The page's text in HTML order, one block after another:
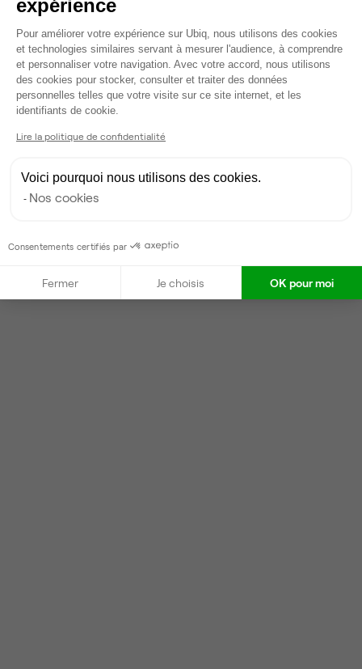
Voir tout
Gestionnaire de l'espace
Elio
Répond dans la journée
Taux de réponse : 30%
Contacter
expérience
Plateforme de Gestion du
Pour améliorer votre expérience sur Ubiq, nous utilisons des cookies
et technologies similaires servant à mesurer l'audience, à comprendre
et personnaliser votre navigation. Avec votre accord, nous utilisons
des cookies pour stocker, consulter et traiter des données
personnelles telles que votre visite sur ce site internet, et les
identifiants de cookie.
Lire la politique de confidentialité
Voici pourquoi nous utilisons des cookies.
Nos cookies
Consentements certifiés par
Fermer Je choisis OK pour moi